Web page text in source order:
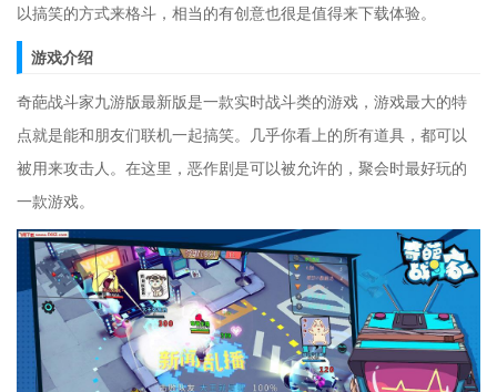
以搞笑的方式来格斗，相当的有创意也很是值得来下载体验。
游戏介绍
奇葩战斗家九游版最新版是一款实时战斗类的游戏，游戏最大的特
点就是能和朋友们联机一起搞笑。几乎你看上的所有道具，都可以
被用来攻击人。在这里，恶作剧是可以被允许的，聚会时最好玩的
一款游戏。